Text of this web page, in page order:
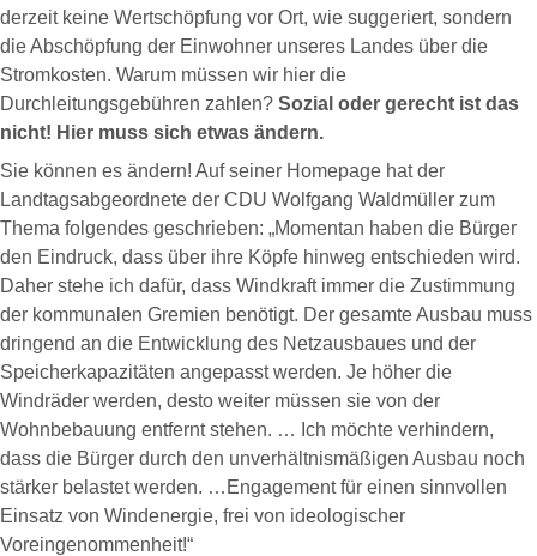
derzeit keine Wertschöpfung vor Ort, wie suggeriert, sondern
die Abschöpfung der Einwohner unseres Landes über die
Stromkosten. Warum müssen wir hier die
Durchleitungsgebühren zahlen? Sozial oder gerecht ist das
nicht! Hier muss sich etwas ändern.
Sie können es ändern! Auf seiner Homepage hat der
Landtagsabgeordnete der CDU Wolfgang Waldmüller zum
Thema folgendes geschrieben: „Momentan haben die Bürger
den Eindruck, dass über ihre Köpfe hinweg entschieden wird.
Daher stehe ich dafür, dass Windkraft immer die Zustimmung
der kommunalen Gremien benötigt. Der gesamte Ausbau muss
dringend an die Entwicklung des Netzausbaues und der
Speicherkapazitäten angepasst werden. Je höher die
Windräder werden, desto weiter müssen sie von der
Wohnbebauung entfernt stehen. … Ich möchte verhindern,
dass die Bürger durch den unverhältnismäßigen Ausbau noch
stärker belastet werden. …Engagement für einen sinnvollen
Einsatz von Windenergie, frei von ideologischer
Voreingenommenheit!“